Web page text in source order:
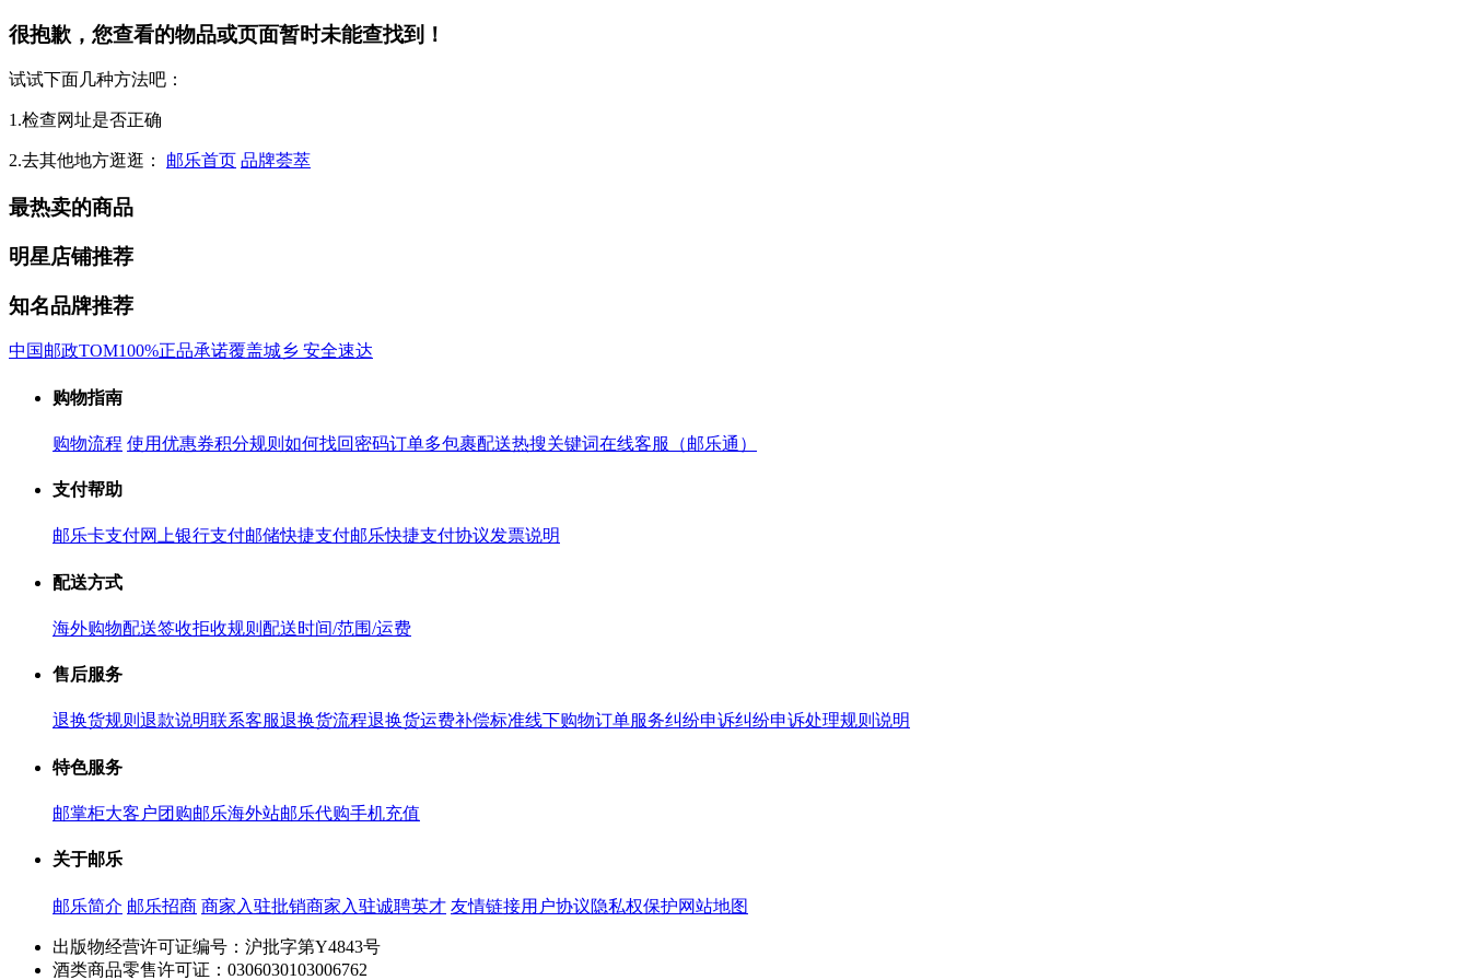
很抱歉，您查看的物品或页面暂时未能查找到！
试试下面几种方法吧：
1.检查网址是否正确
2.去其他地方逛逛： 邮乐首页 品牌荟萃
最热卖的商品
明星店铺推荐
知名品牌推荐
中国邮政TOM100%正品承诺覆盖城乡 安全速达
购物指南
购物流程 使用优惠券积分规则 如何找回密码订单多包裹配送热搜关键词在线客服（邮乐通）
支付帮助
邮乐卡支付网上银行支付邮储快捷支付邮乐快捷支付协议发票说明
配送方式
海外购物配送签收拒收规则 配送时间/范围/运费
售后服务
退换货规则 退款说明联系客服退换货流程退换货运费补偿标准线下购物订单服务纠纷申诉纠纷申诉处理规则说明
特色服务
邮掌柜大客户团购邮乐海外站邮乐代购手机充值
关于邮乐
邮乐简介 邮乐招商 商家入驻批销商家入驻诚聘英才 友情链接用户协议隐私权保护网站地图
出版物经营许可证编号：沪批字第Y4843号
酒类商品零售许可证：0306030103006762